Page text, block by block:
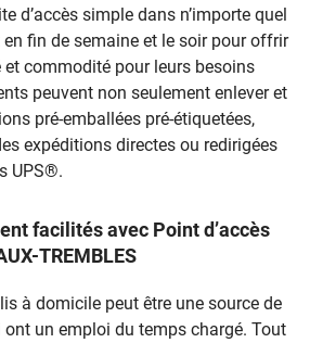
d’accès simple dans n’importe quel
fin de semaine et le soir pour offrir
commodité pour leurs besoins
peuvent non seulement enlever et
pré-emballées pré-étiquetées,
expéditions directes ou redirigées
UPS®.
facilités avec Point d’accès
TREMBLES
à domicile peut être une source de
un emploi du temps chargé. Tout